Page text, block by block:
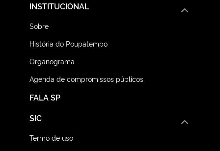
FALA SP
INSTITUCIONAL
Sobre
História do Poupatempo
Organograma
Agenda de compromissos públicos
SIC
Termo de uso